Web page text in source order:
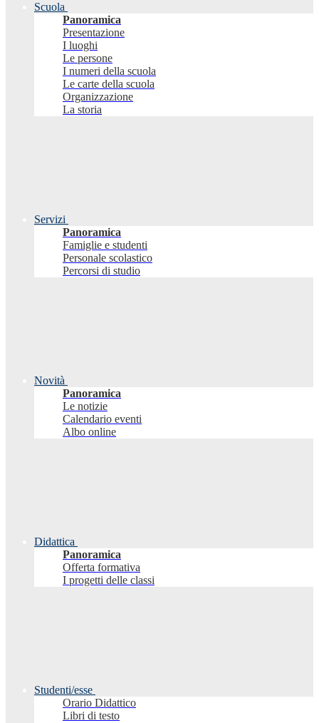
Scuola
Panoramica
Presentazione
I luoghi
Le persone
I numeri della scuola
Le carte della scuola
Organizzazione
La storia
Servizi
Panoramica
Famiglie e studenti
Personale scolastico
Percorsi di studio
Novità
Panoramica
Le notizie
Calendario eventi
Albo online
Didattica
Panoramica
Offerta formativa
I progetti delle classi
Studenti/esse
Orario Didattico
Libri di testo